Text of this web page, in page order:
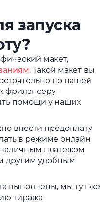
запуска
макет,
. Такой макет вы
по нашей
фрилансеру-
помощи у наших
внести предоплату
в режиме онлайн
платежом
удобным
выполнены, мы тут же
тиража